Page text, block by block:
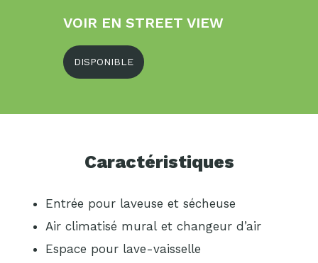
VOIR EN STREET VIEW
DISPONIBLE
Caractéristiques
Entrée pour laveuse et sécheuse
Air climatisé mural et changeur d’air
Espace pour lave-vaisselle